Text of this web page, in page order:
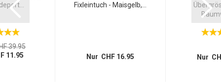
39.95
11.95
Fixleintuch - Maisgelb,...
Nur CHF 16.95 Nur